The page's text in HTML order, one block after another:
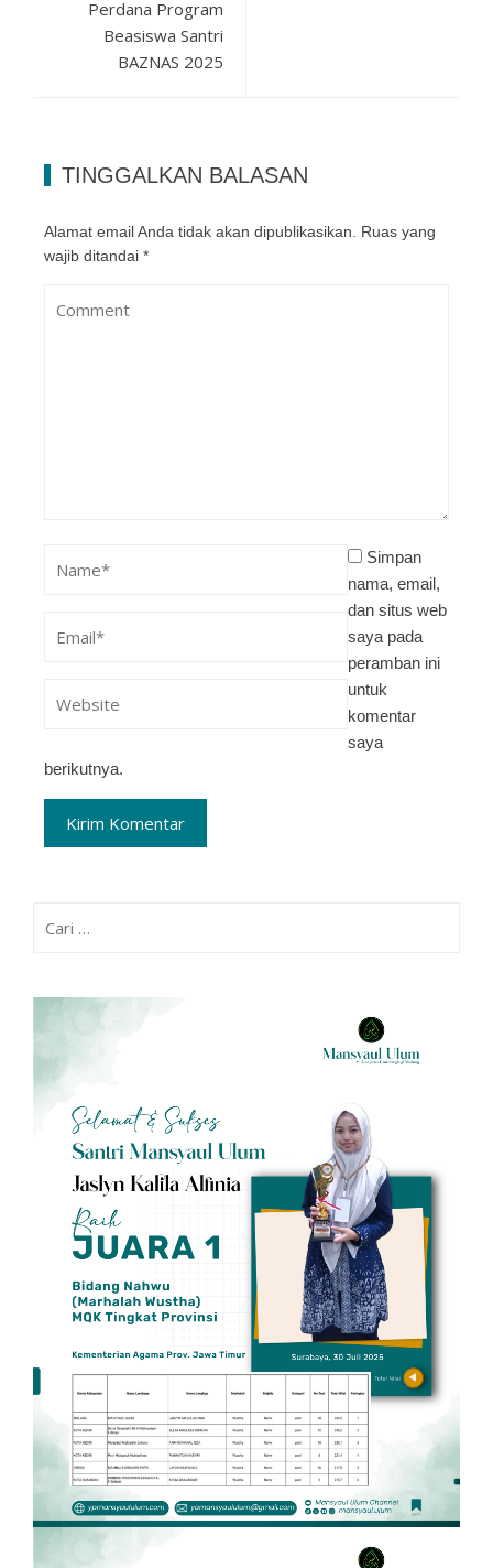
Perdana Program
Beasiswa Santri
BAZNAS 2025
TINGGALKAN BALASAN
Alamat email Anda tidak akan dipublikasikan. Ruas yang
wajib ditandai *
Simpan
nama, email,
dan situs web
saya pada
peramban ini
untuk
komentar
saya
berikutnya.
untuk: